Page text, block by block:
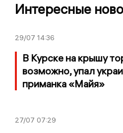
Интересные
29/07 14:36
В Курске на крышу
возможно, упал
приманка «Майя»
27/07 07:29